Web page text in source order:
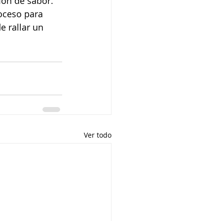
para
rallar un
Ver todo